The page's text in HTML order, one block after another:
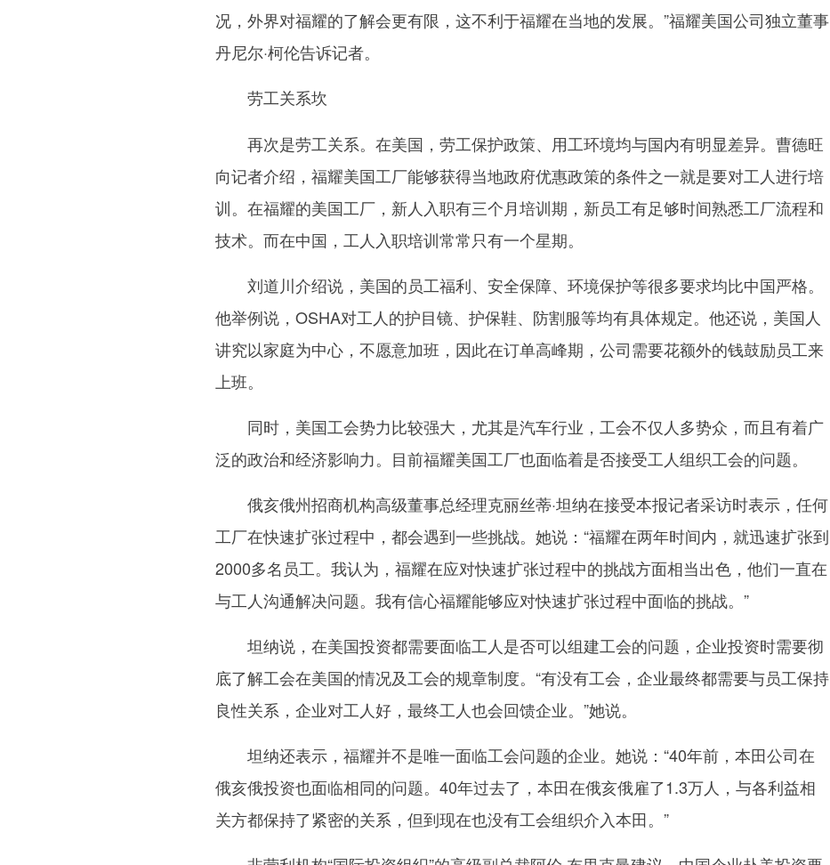
况，外界对福耀的了解会更有限，这不利于福耀在当地的发展。”福耀美国公司独立董事
丹尼尔·柯伦告诉记者。
劳工关系坎
再次是劳工关系。在美国，劳工保护政策、用工环境均与国内有明显差异。曹德旺
向记者介绍，福耀美国工厂能够获得当地政府优惠政策的条件之一就是要对工人进行培
训。在福耀的美国工厂，新人入职有三个月培训期，新员工有足够时间熟悉工厂流程和
技术。而在中国，工人入职培训常常只有一个星期。
刘道川介绍说，美国的员工福利、安全保障、环境保护等很多要求均比中国严格。
他举例说，OSHA对工人的护目镜、护保鞋、防割服等均有具体规定。他还说，美国人
讲究以家庭为中心，不愿意加班，因此在订单高峰期，公司需要花额外的钱鼓励员工来
上班。
同时，美国工会势力比较强大，尤其是汽车行业，工会不仅人多势众，而且有着广
泛的政治和经济影响力。目前福耀美国工厂也面临着是否接受工人组织工会的问题。
俄亥俄州招商机构高级董事总经理克丽丝蒂·坦纳在接受本报记者采访时表示，任何
工厂在快速扩张过程中，都会遇到一些挑战。她说：“福耀在两年时间内，就迅速扩张到
2000多名员工。我认为，福耀在应对快速扩张过程中的挑战方面相当出色，他们一直在
与工人沟通解决问题。我有信心福耀能够应对快速扩张过程中面临的挑战。”
坦纳说，在美国投资都需要面临工人是否可以组建工会的问题，企业投资时需要彻
底了解工会在美国的情况及工会的规章制度。“有没有工会，企业最终都需要与员工保持
良性关系，企业对工人好，最终工人也会回馈企业。”她说。
坦纳还表示，福耀并不是唯一面临工会问题的企业。她说：“40年前，本田公司在
俄亥俄投资也面临相同的问题。40年过去了，本田在俄亥俄雇了1.3万人，与各利益相
关方都保持了紧密的关系，但到现在也没有工会组织介入本田。”